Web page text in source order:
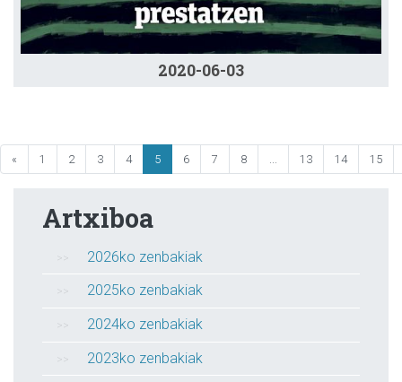
2020-06-03
« 1 2 3 4 5 6 7 8 ... 13 14 15
Artxiboa
2026ko zenbakiak
2025ko zenbakiak
2024ko zenbakiak
2023ko zenbakiak